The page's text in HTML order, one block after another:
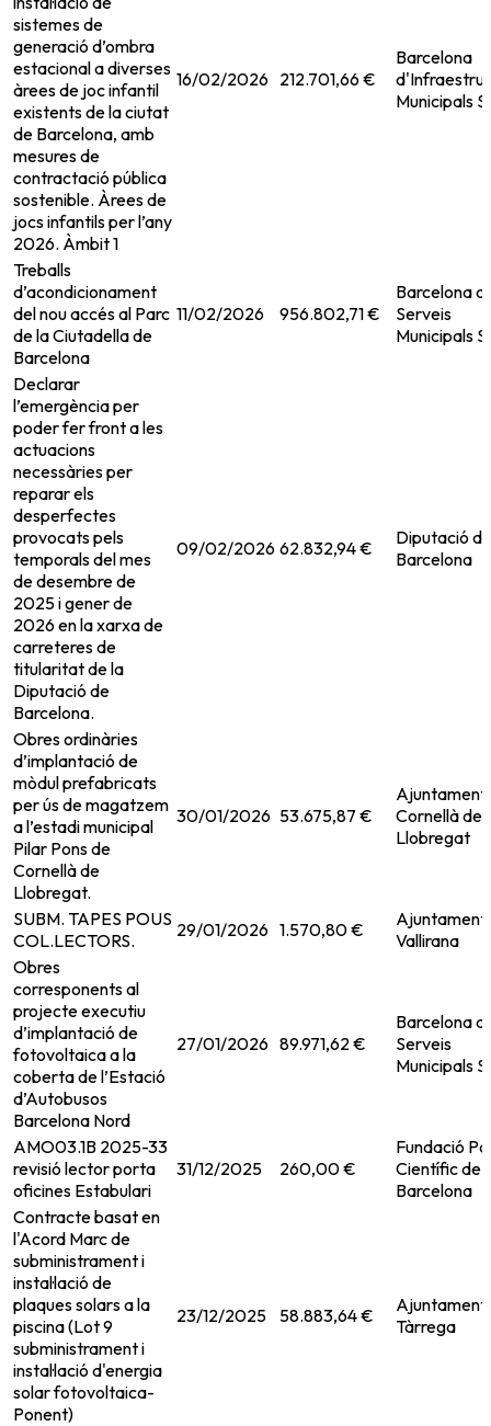
sistemes de
generació d’ombra
estacional a diverses
àrees de joc infantil
existents de la ciutat
de Barcelona, amb
mesures de
contractació pública
sostenible. Àrees de
jocs infantils per l’any
2026. Àmbit 1
16/02/2026 212.701,66 €
Barcelona
Municipals
Treballs
d’acondicionament
del nou accés al Parc
de la Ciutadella de
Barcelona
11/02/2026 956.802,71 €
Barcelona
Serveis
Municipals
Declarar
l’emergència per
poder fer front a les
actuacions
necessàries per
reparar els
desperfectes
provocats pels
temporals del mes
de desembre de
2025 i gener de
2026 en la xarxa de
carreteres de
titularitat de la
Diputació de
Barcelona.
09/02/2026 62.832,94 €
Diputació de
Barcelona
Obres ordinàries
d’implantació de
mòdul prefabricats
per ús de magatzem
a l’estadi municipal
Pilar Pons de
Cornellà de
Llobregat.
30/01/2026 53.675,87 €
Ajuntament
Cornellà de
Llobregat
SUBM. TAPES POUS
COL.LECTORS.
29/01/2026 1.570,80 €
Ajuntament
Vallirana
Obres
corresponents al
projecte executiu
d’implantació de
fotovoltaica a la
coberta de l’Estació
d’Autobusos
Barcelona Nord
27/01/2026 89.971,62 €
Barcelona
Serveis
Municipals
AMO03.1B 2025-33
revisió lector porta
oficines Estabulari
31/12/2025 260,00 €
Fundació
Científic de
Barcelona
Contracte basat en
l'Acord Marc de
subministrament i
instal·lació de
plaques solars a la
piscina (Lot 9
subministrament i
instal·lació d'energia
solar fotovoltaica-
Ponent)
23/12/2025 58.883,64 €
Ajuntament
Tàrrega